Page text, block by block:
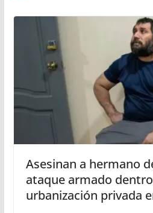
Asesinan a hermano
ataque armado
urbanización privada